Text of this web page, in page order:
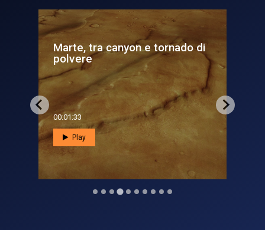
Su Marte, il diavolo di polvere
fa uno spuntino
00:01:34
Play